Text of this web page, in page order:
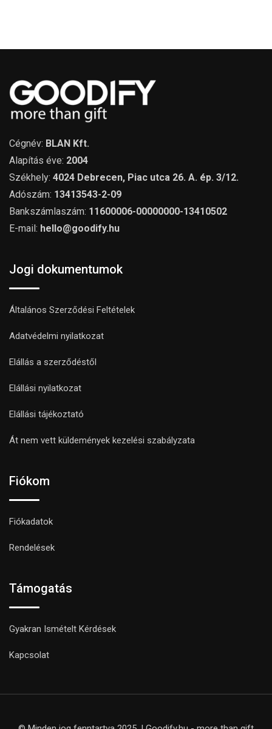
Cégnév: BLAN Kft.
Alapítás éve: 2004
Székhely: 4024 Debrecen, Piac utca 26. A. ép. 3/12.
Adószám: 13413543-2-09
Bankszámlaszám: 11600006-00000000-13410502
E-mail: hello@goodify.hu
Jogi dokumentumok
Általános Szerződési Feltételek
Adatvédelmi nyilatkozat
Elállás a szerződéstől
Elállási nyilatkozat
Elállási tájékoztató
Át nem vett küldemények kezelési szabályzata
Fiókom
Fiókadatok
Rendelések
Támogatás
Gyakran Ismételt Kérdések
Kapcsolat